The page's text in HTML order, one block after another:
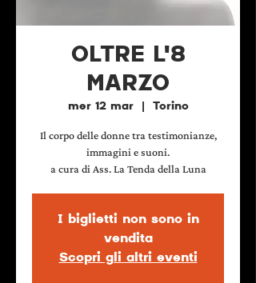
OLTRE L'8
MARZO
mer 12 mar
  |
Torino
Il corpo delle donne tra testimonianze,
immagini e suoni.
a cura di Ass. La Tenda della Luna
I biglietti non sono in
vendita
Scopri gli altri eventi